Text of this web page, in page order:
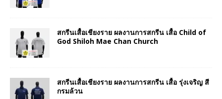
สกรีนเสื้อเชียงราย ผลงานการสกรีน เสื้อ Child of
God Shiloh Mae Chan Church
สกรีนเสื้อเชียงราย ผลงานการสกรีน เสื้อ รุ่งเจริญ สี
กรมล้วน